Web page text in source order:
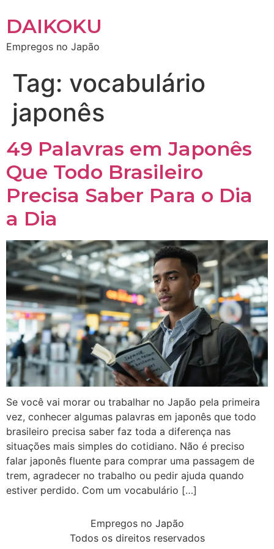
DAIKOKU
Empregos no Japão
Tag: vocabulário
japonês
49 Palavras em Japonês
Que Todo Brasileiro
Precisa Saber Para o Dia
a Dia
Se você vai morar ou trabalhar no Japão pela primeira
vez, conhecer algumas palavras em japonês que todo
brasileiro precisa saber faz toda a diferença nas
situações mais simples do cotidiano. Não é preciso
falar japonês fluente para comprar uma passagem de
trem, agradecer no trabalho ou pedir ajuda quando
estiver perdido. Com um vocabulário […]
Empregos no Japão
Todos os direitos reservados